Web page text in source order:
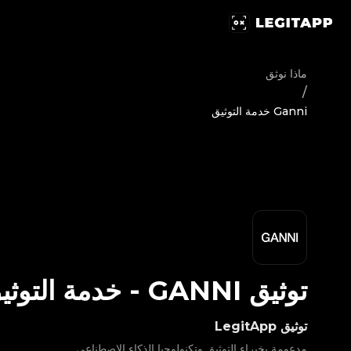
ماذا نوثق
/
Ganni خدمة التوثيق
توثيق LegitApp
توثيق GANNI
- خدمة